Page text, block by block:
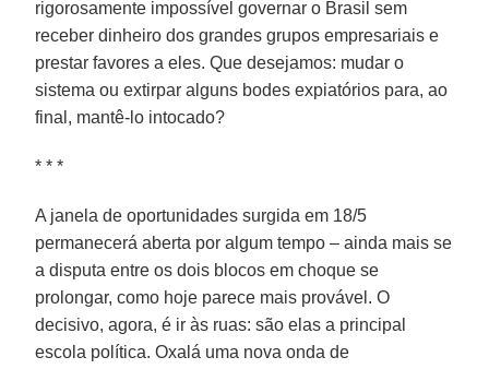
rigorosamente impossível governar o Brasil sem
receber dinheiro dos grandes grupos empresariais e
prestar favores a eles. Que desejamos: mudar o
sistema ou extirpar alguns bodes expiatórios para, ao
final, mantê-lo intocado?
* * *
A janela de oportunidades surgida em 18/5
permanecerá aberta por algum tempo – ainda mais se
a disputa entre os dois blocos em choque se
prolongar, como hoje parece mais provável. O
decisivo, agora, é ir às ruas: são elas a principal
escola política. Oxalá uma nova onda de